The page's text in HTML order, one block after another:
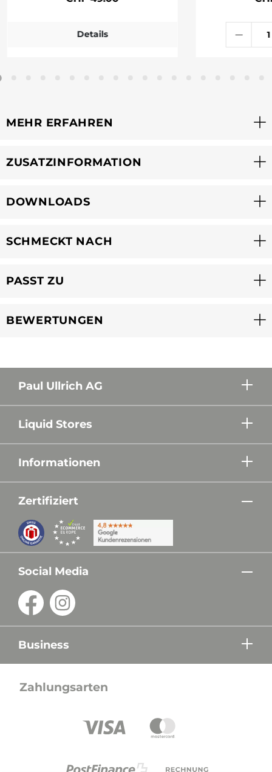
Details
MEHR ERFAHREN
ZUSATZINFORMATION
DOWNLOADS
SCHMECKT NACH
PASST ZU
BEWERTUNGEN
Paul Ullrich AG
Liquid Stores
Informationen
Zertifiziert
Social Media
Business
Zahlungsarten